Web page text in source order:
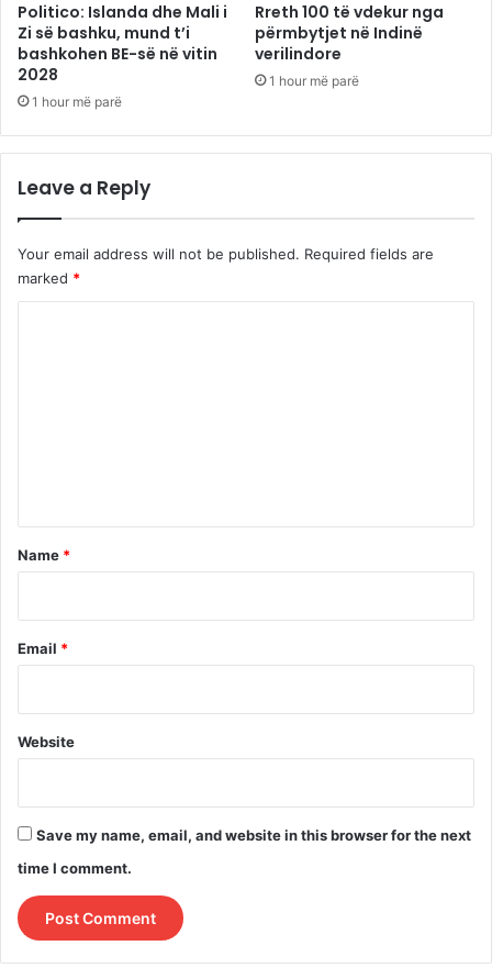
Politico: Islanda dhe Mali i
Zi së bashku, mund t’i
bashkohen BE-së në vitin
2028
1 hour më parë
Rreth 100 të vdekur nga
përmbytjet në Indinë
verilindore
1 hour më parë
Leave a Reply
Your email address will not be published. Required fields are
marked *
*
Name *
Email *
Website
Save my name, email, and website in this browser for the next
time I comment.